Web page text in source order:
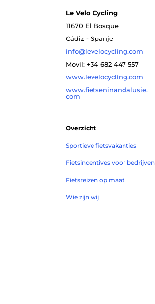
Le Velo Cycling
11670 El Bosque
Cádiz - Spanje
info@levelocycling.com
Movil: +34 682 447 557
www.levelocycling.com
www.fietseninandalusie.
com
Overzicht
Sportieve fietsvakanties
Fietsincentives voor bedrijven
Fietsreizen op maat
Wie zijn wij